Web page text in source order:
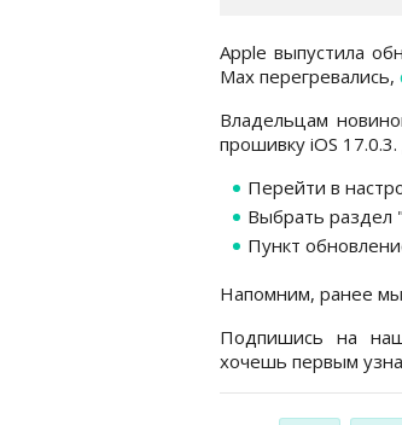
Apple выпустила
Max перегревались,
Владельцам
прошивку iOS
Перейти в
Выбрать
Пункт
Напомним, ранее мы
Подпишись на
хочешь первым